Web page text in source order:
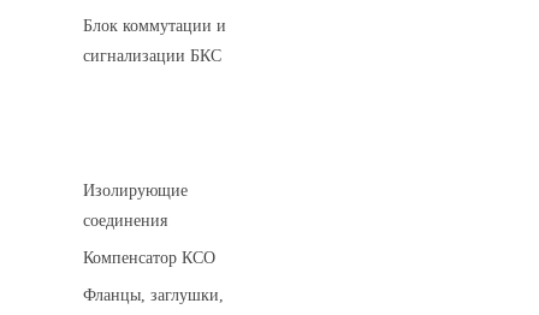
Блок коммутации и
сигнализации БКС
Изолирующие
соединения
Компенсатор КСО
Фланцы, заглушки,